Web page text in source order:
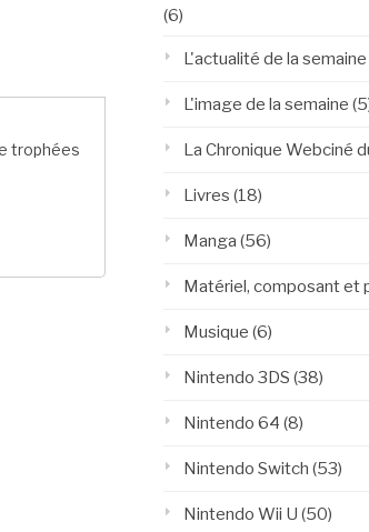
trophées
(6)
L'actualité de la semaine
L'image de la semaine
La Chronique Webciné
Livres (18)
Manga (56)
Matériel, composant et
Musique (6)
Nintendo 3DS (38)
Nintendo 64 (8)
Nintendo Switch (53)
Nintendo Wii U (50)